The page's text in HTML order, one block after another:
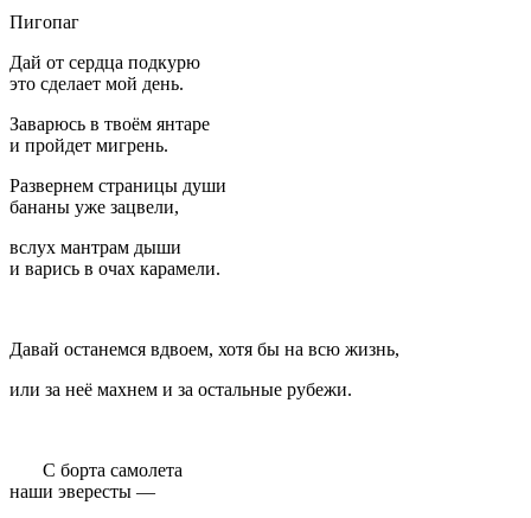
Пигопаг
Дай от сердца подкурю
это сделает мой день.
Заварюсь в твоём янтаре
и пройдет мигрень.
Развернем страницы души
бананы уже зацвели,
вслух мантрам дыши
и варись в очах карамели.
Давай останемся вдвоем, хотя бы на всю жизнь,
или за неё махнем и за остальные рубежи.
С борта самолета
наши эвересты —